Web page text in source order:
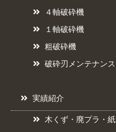
４軸破砕機
１軸破砕機
粗破砕機
破砕刃メンテナンス
実績紹介
木くず・廃プラ・紙